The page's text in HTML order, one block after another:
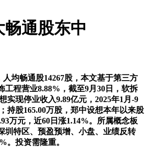
通股东中
均畅通股14267股，本文基于第三方
工程营业8.88%，截至9月30日，软拆
实现停业收入9.89亿元，2025年1月-9
持股165.00万股，郑中设想本年以来股
万元，近60日涨1.14%。所属概念板
圳特区、预盈预增、小盘、业绩反转
。投资需隆重。